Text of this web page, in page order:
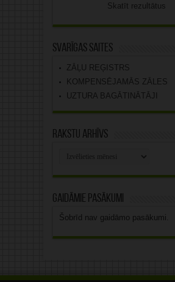
Skatīt rezultātus
Svarīgas saites
ZĀĻU REĢISTRS
KOMPENSĒJAMĀS ZĀLES
UZTURA BAGĀTINĀTĀJI
Rakstu arhīvs
Gaidāmie pasākumi
Šobrīd nav gaidāmo pasākumi.